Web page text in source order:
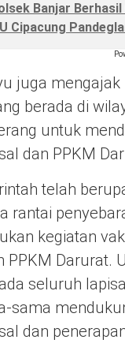
Banjar
Cipacung
juga
berada di
untuk
dan PPKM
telah
rantai
kegiatan
PPKM Darurat.
seluruh
sama
dan